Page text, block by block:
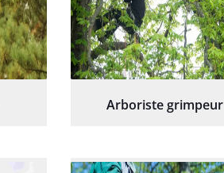
Arboriste grimpeur